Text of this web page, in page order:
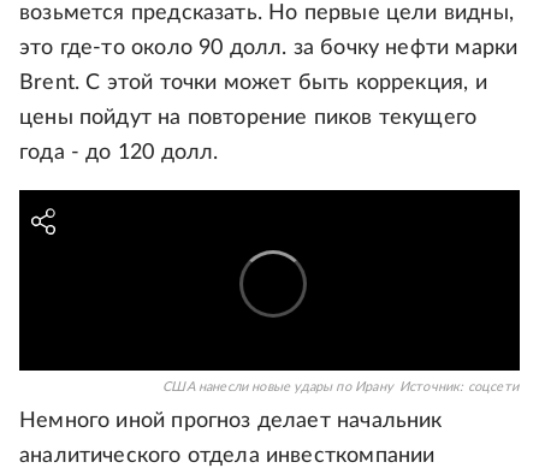
возьмется предсказать. Но первые цели видны,
это где-то около 90 долл. за бочку нефти марки
Brent. С этой точки может быть коррекция, и
цены пойдут на повторение пиков текущего
года - до 120 долл.
США нанесли новые удары по Ирану Источник: соцсети
Немного иной прогноз делает начальник
аналитического отдела инвесткомпании